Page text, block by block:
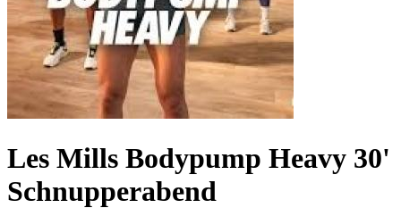
Les Mills Bodypump Heavy 30'
Schnupperabend